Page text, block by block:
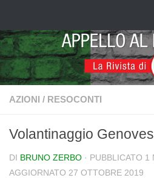
AZIONI / RESOCONTI
Volantinaggio
DI BRUNO ZERBO · PUBBLICATO 1
AGGIORNATO 27 OTTOBRE 2019